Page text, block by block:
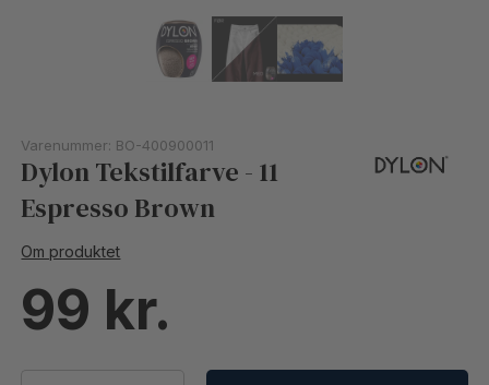
Varenummer: BO-400900011
Dylon Tekstilfarve - 11
Espresso Brown
Om produktet
99